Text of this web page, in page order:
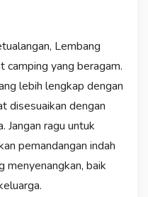
Lembang
camping yang beragam.
lebih lengkap dengan
disesuaikan dengan
Jangan ragu untuk
pemandangan indah
menyenangkan, baik